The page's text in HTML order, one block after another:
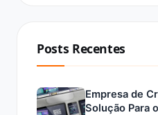
Posts Recentes
Empresa de
Solução Para